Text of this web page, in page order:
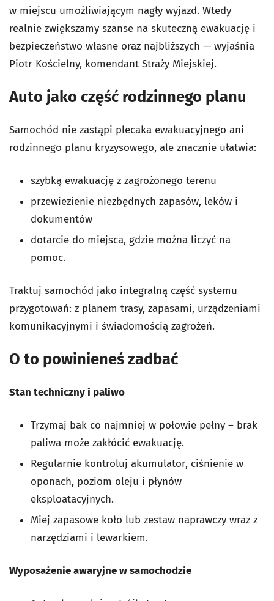
w miejscu umożliwiającym nagły wyjazd. Wtedy
realnie zwiększamy szanse na skuteczną ewakuację i
bezpieczeństwo własne oraz najbliższych — wyjaśnia
Piotr Kościelny, komendant Straży Miejskiej.
Auto jako część rodzinnego planu
Samochód nie zastąpi plecaka ewakuacyjnego ani
rodzinnego planu kryzysowego, ale znacznie ułatwia:
szybką ewakuację z zagrożonego terenu
przewiezienie niezbędnych zapasów, leków i
dokumentów
dotarcie do miejsca, gdzie można liczyć na
pomoc.
Traktuj samochód jako integralną część systemu
przygotowań: z planem trasy, zapasami, urządzeniami
komunikacyjnymi i świadomością zagrożeń.
O to powinieneś zadbać
Stan techniczny i paliwo
Trzymaj bak co najmniej w połowie pełny – brak
paliwa może zakłócić ewakuację.
Regularnie kontroluj akumulator, ciśnienie w
oponach, poziom oleju i płynów
eksploatacyjnych.
Miej zapasowe koło lub zestaw naprawczy wraz z
narzędziami i lewarkiem.
Wyposażenie awaryjne w samochodzie